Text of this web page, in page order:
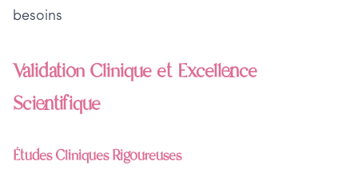
besoins
Validation Clinique et Excellence
Scientifique
Études Cliniques Rigoureuses